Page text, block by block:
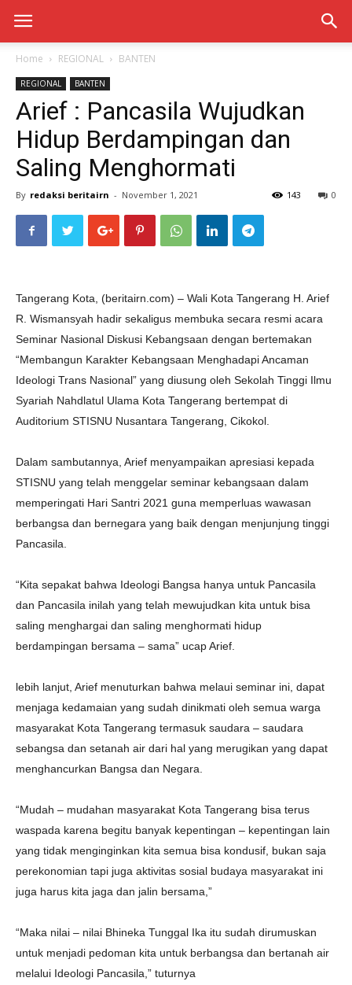
Home REGIONAL BANTEN
REGIONAL BANTEN
Arief : Pancasila Wujudkan
Hidup Berdampingan dan
Saling Menghormati
By redaksi beritairn - November 1, 2021 0
143
Tangerang Kota, (beritairn.com) – Wali Kota Tangerang H. Arief
R. Wismansyah hadir sekaligus membuka secara resmi acara
Seminar Nasional Diskusi Kebangsaan dengan bertemakan
“Membangun Karakter Kebangsaan Menghadapi Ancaman
Ideologi Trans Nasional” yang diusung oleh Sekolah Tinggi Ilmu
Syariah Nahdlatul Ulama Kota Tangerang bertempat di
Auditorium STISNU Nusantara Tangerang, Cikokol.
Dalam sambutannya, Arief menyampaikan apresiasi kepada
STISNU yang telah menggelar seminar kebangsaan dalam
memperingati Hari Santri 2021 guna memperluas wawasan
berbangsa dan bernegara yang baik dengan menjunjung tinggi
Pancasila.
“Kita sepakat bahwa Ideologi Bangsa hanya untuk Pancasila
dan Pancasila inilah yang telah mewujudkan kita untuk bisa
saling menghargai dan saling menghormati hidup
berdampingan bersama – sama” ucap Arief.
lebih lanjut, Arief menuturkan bahwa melaui seminar ini, dapat
menjaga kedamaian yang sudah dinikmati oleh semua warga
masyarakat Kota Tangerang termasuk saudara – saudara
sebangsa dan setanah air dari hal yang merugikan yang dapat
menghancurkan Bangsa dan Negara.
“Mudah – mudahan masyarakat Kota Tangerang bisa terus
waspada karena begitu banyak kepentingan – kepentingan lain
yang tidak menginginkan kita semua bisa kondusif, bukan saja
perekonomian tapi juga aktivitas sosial budaya masyarakat ini
juga harus kita jaga dan jalin bersama,”
“Maka nilai – nilai Bhineka Tunggal Ika itu sudah dirumuskan
untuk menjadi pedoman kita untuk berbangsa dan bertanah air
melalui Ideologi Pancasila,” tuturnya